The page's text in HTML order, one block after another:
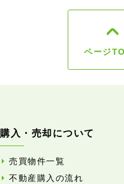
ページ
購入・売却について
売買物件一覧
不動産購入の流れ